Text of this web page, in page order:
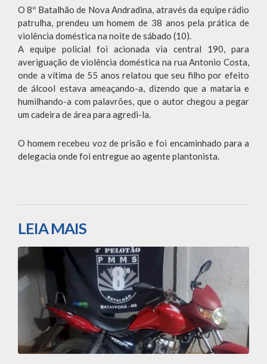
O 8º Batalhão de Nova Andradina, através da equipe rádio
patrulha, prendeu um homem de 38 anos pela prática de
violência doméstica na noite de sábado (10).
A equipe policial foi acionada via central 190, para
averiguação de violência doméstica na rua Antonio Costa,
onde a vítima de 55 anos relatou que seu filho por efeito
de álcool estava ameaçando-a, dizendo que a mataria e
humilhando-a com palavrões, que o autor chegou a pegar
um cadeira de área para agredi-la.
O homem recebeu voz de prisão e foi encaminhado para a
delegacia onde foi entregue ao agente plantonista.
LEIA MAIS